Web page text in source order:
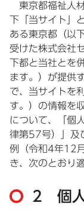
東京都福祉人
下「当サイト」
ある東京都（以
受けた株式会社
下都と当社とを
ます。）が提供
で、当サイトを
す。）の情報を
について、「個
律第57号）」及
例（令和4年12
き、次のとおり
2 個人